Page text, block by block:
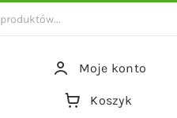
Moje konto
Koszyk